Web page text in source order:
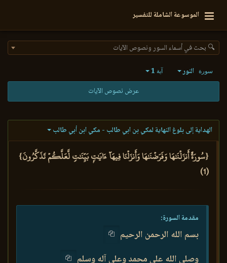
الموسوعة الشاملة للتفسير
🔍 بحث في أسماء السور ونصوص الآيات
سورة النور آية 1
عرض نصوص الآيات
الهداية إلى بلوغ النهاية لمكي بن ابي طالب - مكي ابن أبي طالب
{سُورَةٌ أَنزَلۡنَٰهَا وَفَرَضۡنَٰهَا وَأَنزَلۡنَا فِيهَآ ءَايَٰتِۭ بَيِّنَٰتٖ لَّعَلَّكُمۡ تَذَكَّرُونَ}
(1)
مقدمة السورة:
بسم الله الرحمن الرحيم
وصلى الله على محمد وعلى آله وسلم